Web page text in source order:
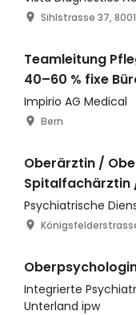
Sihlstrasse 37,
Teamleitung
40–60 % fixe
Impirio AG Medical
Bern
Oberärztin /
Psychiatrische
Integrierte
Unterland ipw